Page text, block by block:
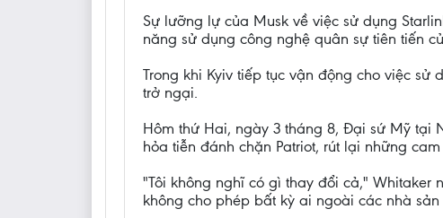
Sự lưỡng lự của Musk về việc sử dụng
năng sử dụng công nghệ quân sự tiên tiến
Trong khi Kyiv tiếp tục vận động cho việc
trở ngại.
Hôm thứ Hai, ngày 3 tháng 8, Đại sứ Mỹ tại
hỏa tiễn đánh chặn Patriot, rút lại những
"Tôi không nghĩ có gì thay đổi cả," Whitaker
không cho phép bất kỳ ai ngoài các nhà